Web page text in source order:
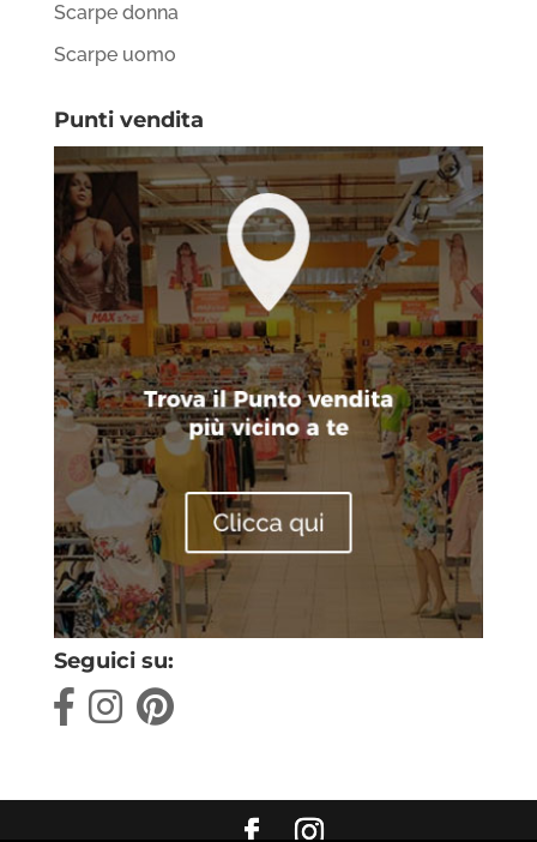
Scarpe donna
Scarpe uomo
Punti vendita
Seguici su: